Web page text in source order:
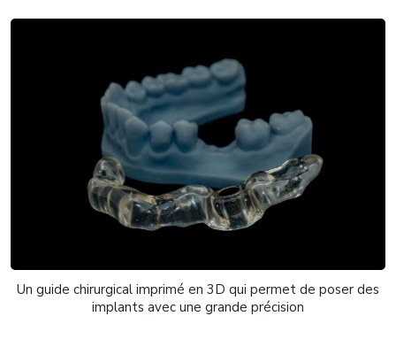
Un guide chirurgical imprimé en 3D qui permet de poser des
implants avec une grande précision